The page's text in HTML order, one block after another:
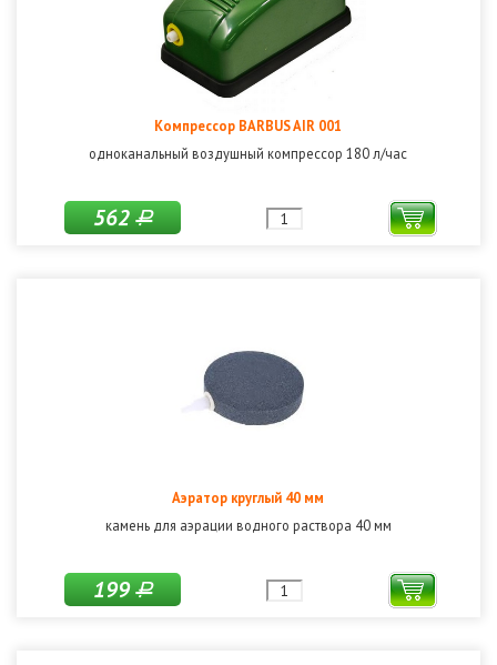
Компрессор BARBUS AIR 001
одноканальный воздушный компрессор 180 л/час
562Р
Аэратор круглый 40 мм
камень для аэрации водного раствора 40 мм
199Р